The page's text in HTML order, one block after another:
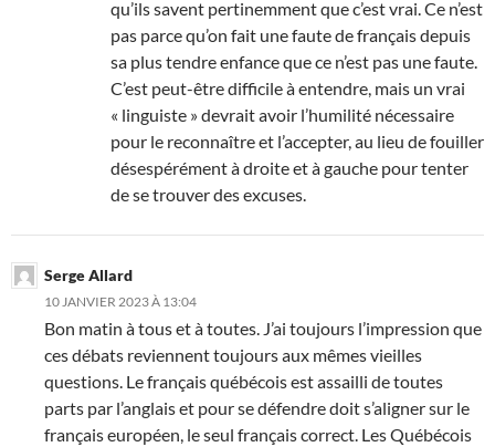
qu’ils savent pertinemment que c’est vrai. Ce n’est
pas parce qu’on fait une faute de français depuis
sa plus tendre enfance que ce n’est pas une faute.
C’est peut-être difficile à entendre, mais un vrai
« linguiste » devrait avoir l’humilité nécessaire
pour le reconnaître et l’accepter, au lieu de fouiller
désespérément à droite et à gauche pour tenter
de se trouver des excuses.
Serge Allard
10 JANVIER 2023 À 13:04
Bon matin à tous et à toutes. J’ai toujours l’impression que
ces débats reviennent toujours aux mêmes vieilles
questions. Le français québécois est assailli de toutes
parts par l’anglais et pour se défendre doit s’aligner sur le
français européen, le seul français correct. Les Québécois